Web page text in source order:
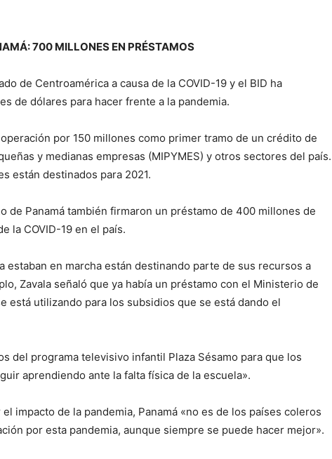
700 MILLONES EN PRÉSTAMOS
de Centroamérica a causa de la COVID-19 y el BID ha
de dólares para hacer frente a la pandemia.
por 150 millones como primer tramo de un crédito de
y medianas empresas (MIPYMES) y otros sectores del país.
están destinados para 2021.
de Panamá también firmaron un préstamo de 400 millones de
la COVID-19 en el país.
estaban en marcha están destinando parte de sus recursos a
Zavala señaló que ya había un préstamo con el Ministerio de
está utilizando para los subsidios que se está dando el
del programa televisivo infantil Plaza Sésamo para que los
aprendiendo ante la falta física de la escuela».
impacto de la pandemia, Panamá «no es de los países coleros
por esta pandemia, aunque siempre se puede hacer mejor».